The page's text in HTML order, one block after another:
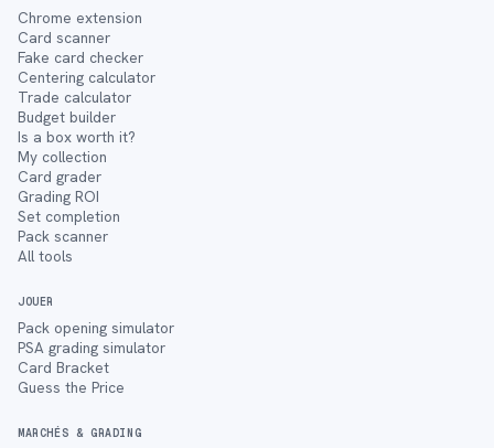
Chrome extension
Card scanner
Fake card checker
Centering calculator
Trade calculator
Budget builder
Is a box worth it?
My collection
Card grader
Grading ROI
Set completion
Pack scanner
All tools
JOUER
Pack opening simulator
PSA grading simulator
Card Bracket
Guess the Price
MARCHÉS & GRADING